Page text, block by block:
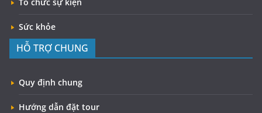
Sức khỏe
HỖ TRỢ CHUNG
Quy định chung
Hướng dẫn đặt tour